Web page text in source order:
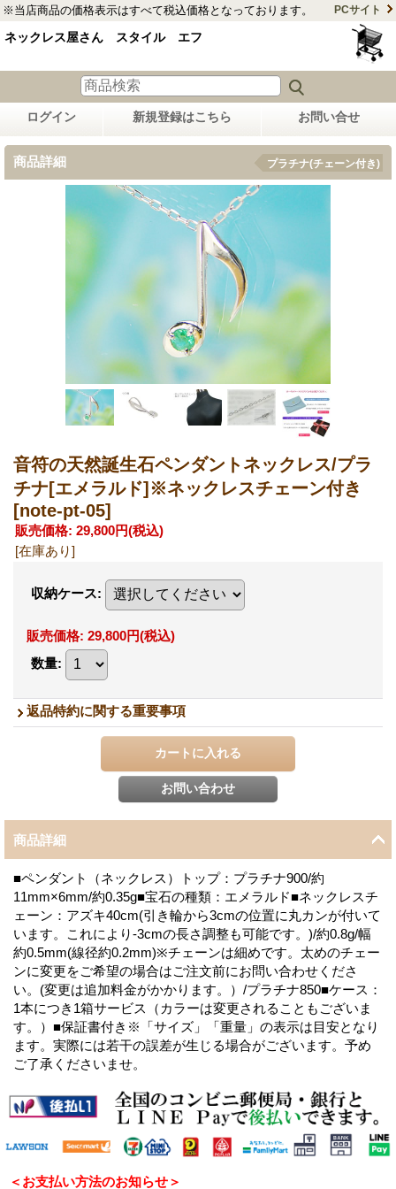
※当店商品の価格表示はすべて税込価格となっております。 PCサイト
ネックレス屋さん スタイル エフ
ログイン 新規登録はこちら お問い合せ
商品詳細 プラチナ(チェーン付き)
音符の天然誕生石ペンダントネックレス/プラ
チナ[エメラルド]※ネックレスチェーン付き
[note-pt-05]
販売価格: 29,800円(税込)
[在庫あり]
収納ケース:
販売価格: 29,800円(税込)
数量:
返品特約に関する重要事項
商品詳細
■ペンダント（ネックレス）トップ：プラチナ900/約
11mm×6mm/約0.35g■宝石の種類：エメラルド■ネックレスチ
ェーン：アズキ40cm(引き輪から3cmの位置に丸カンが付いて
います。これにより-3cmの長さ調整も可能です。)/約0.8g/幅
約0.5mm(線径約0.2mm)※チェーンは細めです。太めのチェー
ンに変更をご希望の場合はご注文前にお問い合わせくださ
い。(変更は追加料金がかかります。）/プラチナ850■ケース：
1本につき1箱サービス（カラーは変更されることもございま
す。）■保証書付き※「サイズ」「重量」の表示は目安となり
ます。実際には若干の誤差が生じる場合がございます。予め
ご了承くださいませ。
＜お支払い方法のお知らせ＞